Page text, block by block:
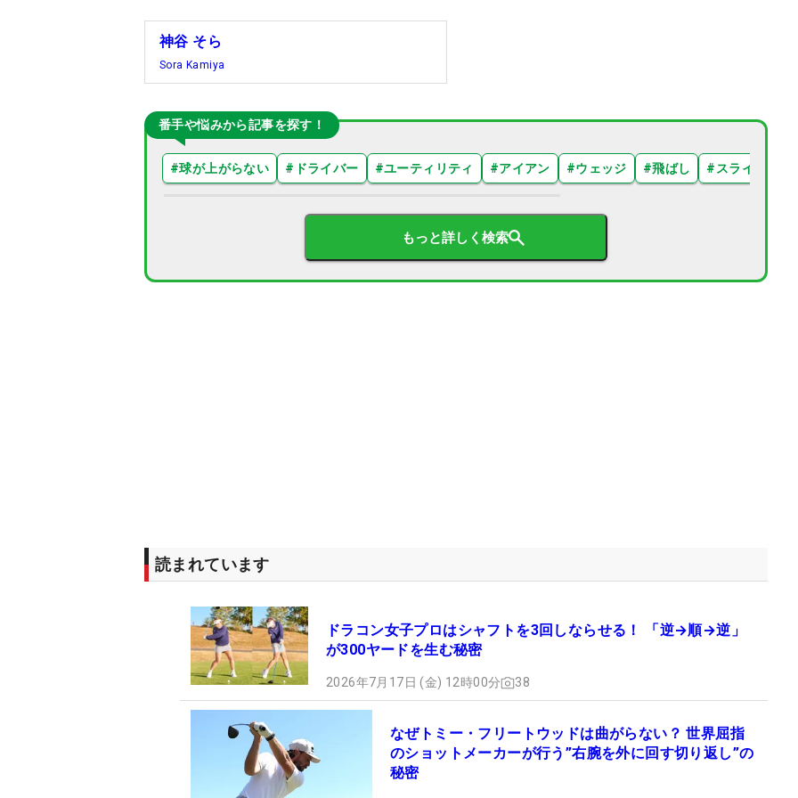
神谷 そら
Sora Kamiya
番手や悩みから記事を探す！
#球が上がらない # ドライバー #ユーティリティ #アイアン #ウェッジ #飛ばし #スライス
もっと詳しく検索
読まれています
ドラコン女子プロはシャフトを3回しならせる！ 「逆→順→逆」
が300ヤードを生む秘密
2026年7月17日 (金) 12時00分 38
なぜトミー・フリートウッドは曲がらない？ 世界屈指
のショットメーカーが行う”右腕を外に回す切り返し”の
秘密